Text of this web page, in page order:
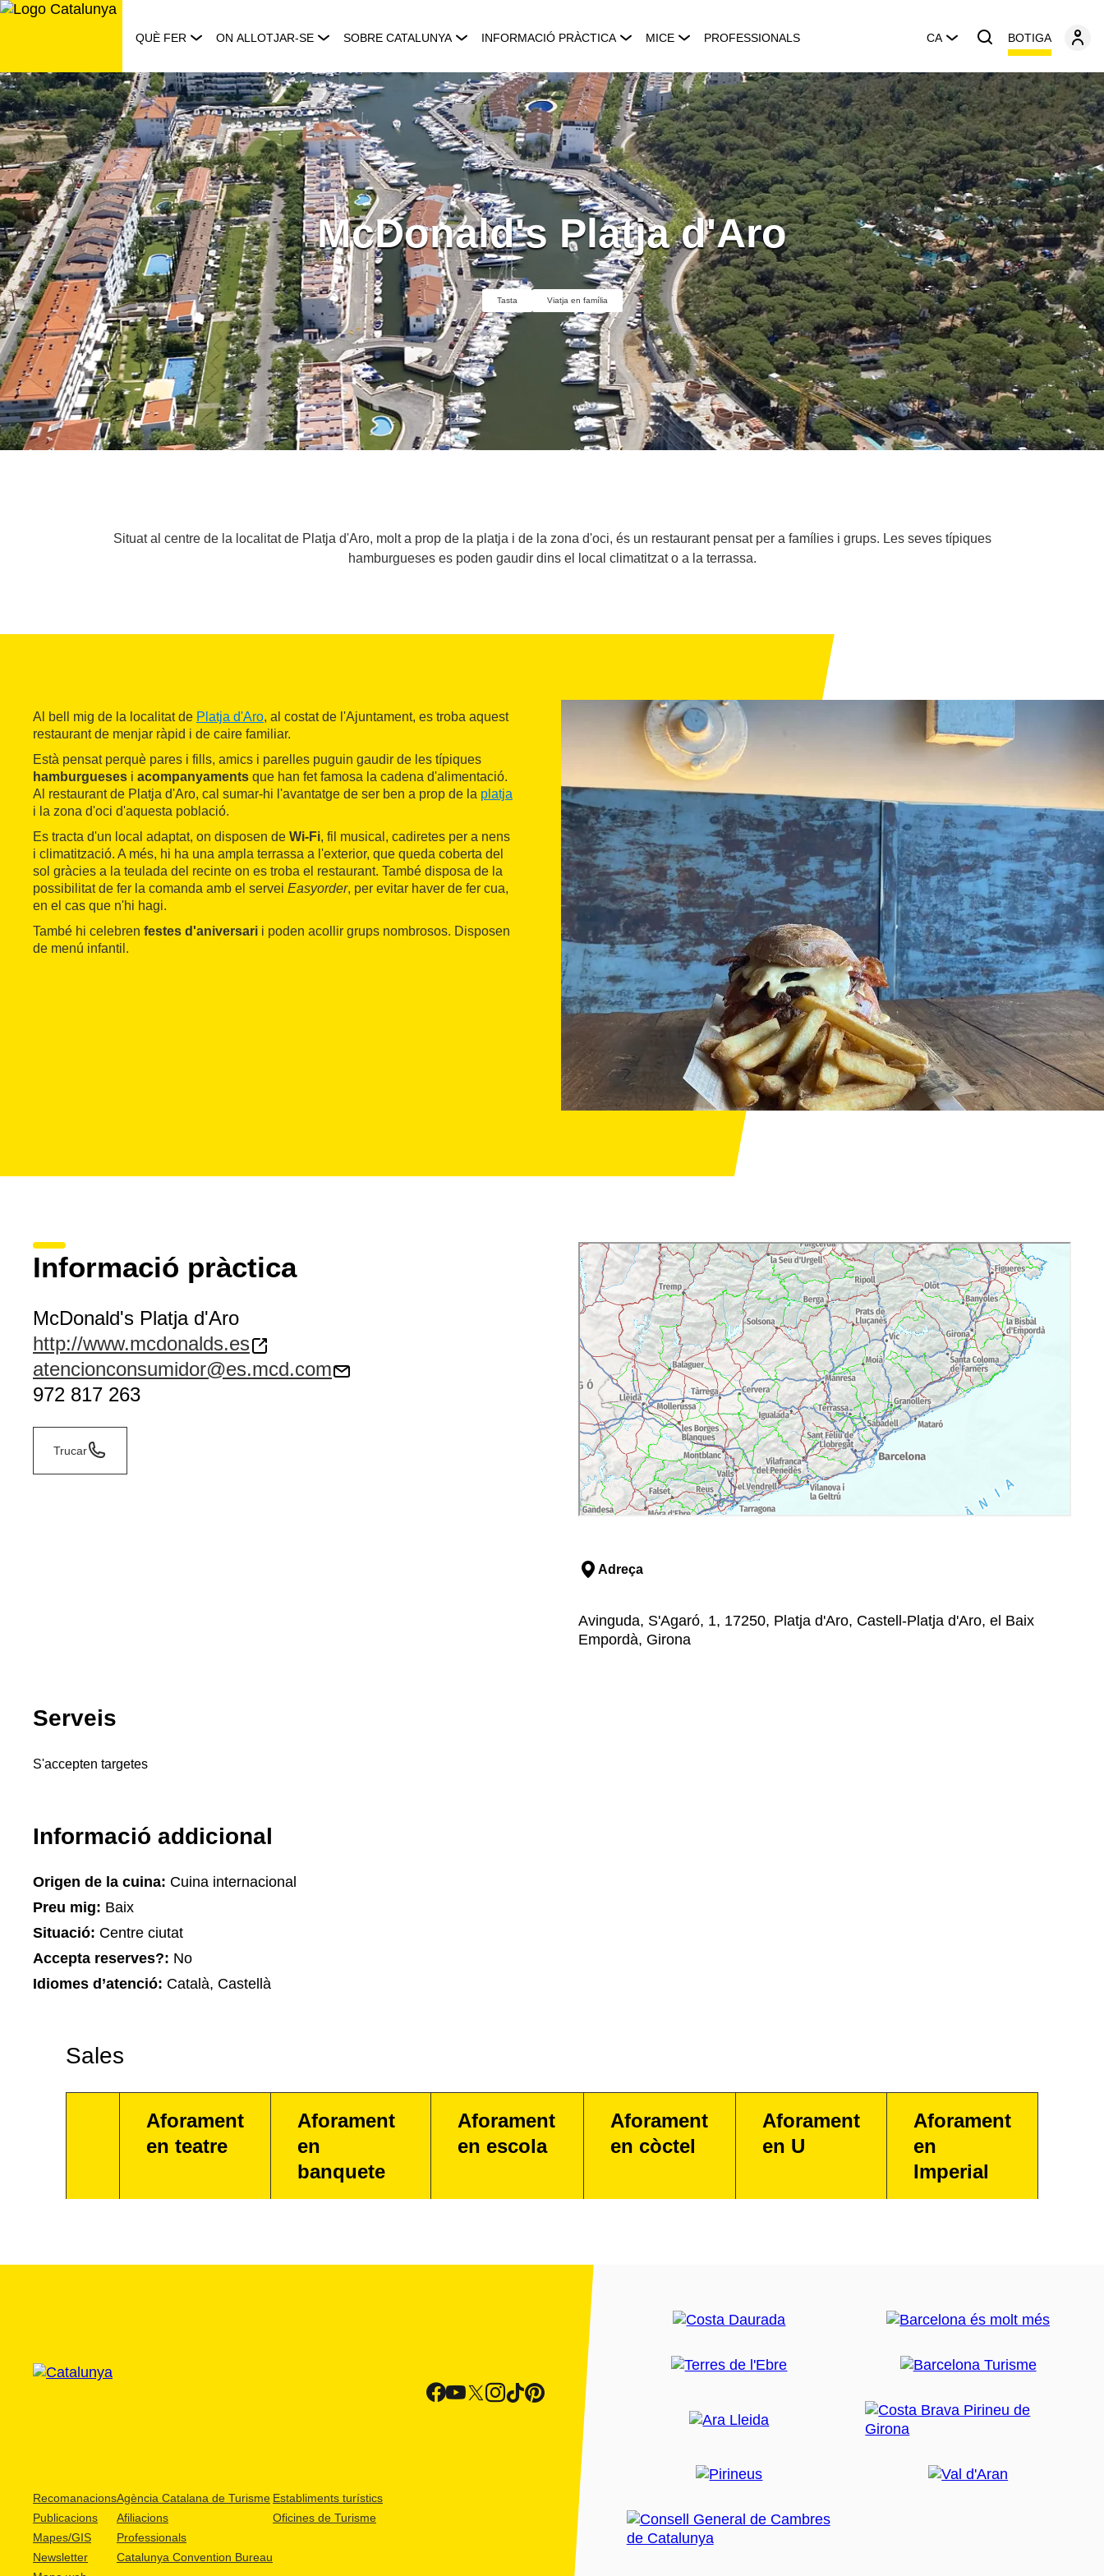
Saltar
QUÈ FER ON ALLOTJAR-SE SOBRE CATALUNYA INFORMACIÓ PRÀCTICA MICE PROFESSIONALS CA BOTIGA
McDonald's Platja d'Aro
Tasta Viatja en família
Situat al centre de la localitat de Platja d'Aro, molt a prop de la platja i de la zona d'oci, és un restaurant pensat per a famílies i grups. Les seves típiques
hamburgueses es poden gaudir dins el local climatitzat o a la terrassa.
Al bell mig de la localitat de Platja d'Aro, al costat de l'Ajuntament, es troba aquest
restaurant de menjar ràpid i de caire familiar.
Està pensat perquè pares i fills, amics i parelles puguin gaudir de les típiques
hamburgueses i acompanyaments que han fet famosa la cadena d'alimentació.
Al restaurant de Platja d'Aro, cal sumar-hi l'avantatge de ser ben a prop de la platja
i la zona d'oci d'aquesta població.
Es tracta d'un local adaptat, on disposen de Wi-Fi, fil musical, cadiretes per a nens
i climatització. A més, hi ha una ampla terrassa a l'exterior, que queda coberta del
sol gràcies a la teulada del recinte on es troba el restaurant. També disposa de la
possibilitat de fer la comanda amb el servei Easyorder, per evitar haver de fer cua,
en el cas que n'hi hagi.
També hi celebren festes d'aniversari i poden acollir grups nombrosos. Disposen
de menú infantil.
Informació pràctica
McDonald's Platja d'Aro
http://www.mcdonalds.es
atencionconsumidor@es.mcd.com
972 817 263
Trucar
Adreça
Avinguda, S'Agaró, 1, 17250, Platja d'Aro, Castell-Platja d'Aro, el Baix
Empordà, Girona
Serveis
S'accepten targetes
Informació addicional
Origen de la cuina: Cuina internacional
Preu mig: Baix
Situació: Centre ciutat
Accepta reserves?: No
Idiomes d’atenció: Català, Castellà
Sales
Aforament
en teatre
Aforament
en
banquete
Aforament
en escola
Aforament
en còctel
Aforament
en U
Aforament
en
Imperial
Recomanacions
Publicacions
Mapes/GIS
Newsletter
Agència Catalana de Turisme
Afiliacions
Professionals
Catalunya Convention Bureau
Establiments turístics
Oficines de Turisme